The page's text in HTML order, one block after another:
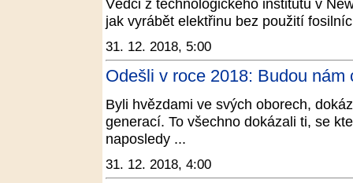
Vědci z technologického institutu v
jak vyrábět elektřinu bez použití
31. 12. 2018, 5:00
Odešli v roce 2018: Budou nám
Byli hvězdami ve svých oborech,
generací. To všechno dokázali ti, se
naposledy ...
31. 12. 2018, 4:00